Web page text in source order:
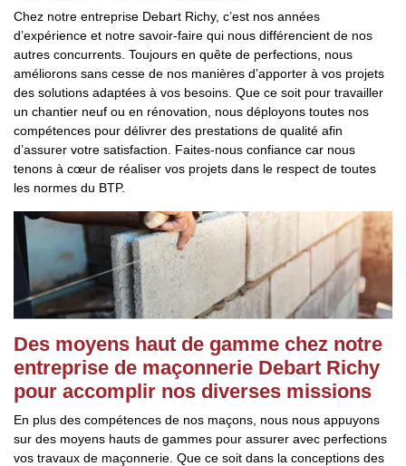
Chez notre entreprise Debart Richy, c’est nos années
d’expérience et notre savoir-faire qui nous différencient de nos
autres concurrents. Toujours en quête de perfections, nous
améliorons sans cesse de nos manières d’apporter à vos projets
des solutions adaptées à vos besoins. Que ce soit pour travailler
un chantier neuf ou en rénovation, nous déployons toutes nos
compétences pour délivrer des prestations de qualité afin
d’assurer votre satisfaction. Faites-nous confiance car nous
tenons à cœur de réaliser vos projets dans le respect de toutes
les normes du BTP.
Des moyens haut de gamme chez notre
entreprise de maçonnerie Debart Richy
pour accomplir nos diverses missions
En plus des compétences de nos maçons, nous nous appuyons
sur des moyens hauts de gammes pour assurer avec perfections
vos travaux de maçonnerie. Que ce soit dans la conceptions des